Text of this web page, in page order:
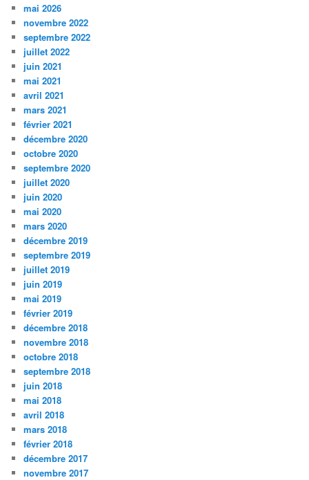
mai 2026
novembre 2022
septembre 2022
juillet 2022
juin 2021
mai 2021
avril 2021
mars 2021
février 2021
décembre 2020
octobre 2020
septembre 2020
juillet 2020
juin 2020
mai 2020
mars 2020
décembre 2019
septembre 2019
juillet 2019
juin 2019
mai 2019
février 2019
décembre 2018
novembre 2018
octobre 2018
septembre 2018
juin 2018
mai 2018
avril 2018
mars 2018
février 2018
décembre 2017
novembre 2017